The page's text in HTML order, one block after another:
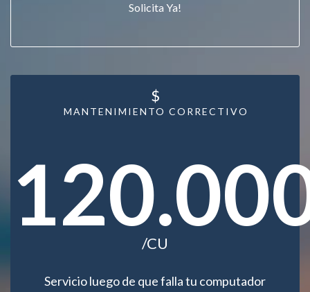
Solicita Ya!
MANTENIMIENTO CORRECTIVO
$
/CU
Servicio luego de que falla tu computador